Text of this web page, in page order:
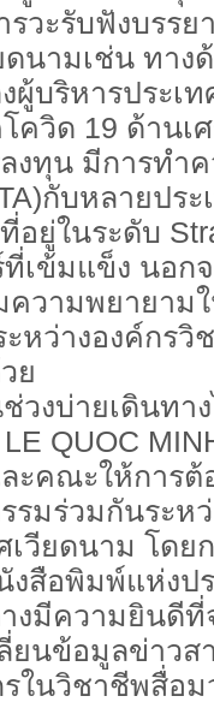
รวะรับฟังบรร
ดนามเช่น ทาง
ผู้บริหารประเ
ควิด 19 ด้านเ
งทุน มีการทำ
กับหลายปร
อยู่ในระดับ
เข้มแข็ง นอก
วามพยายาม
หว่างองค์กร
ย
บ่ายเดินทาง
QUOC
ะคณะให้การ
รมร่วมกันระห
เวียดนาม โด
สือพิมพ์แห่งป
งมีความยินดี
ยนข้อมูลข่าว
ในวิชาชีพสื่อ